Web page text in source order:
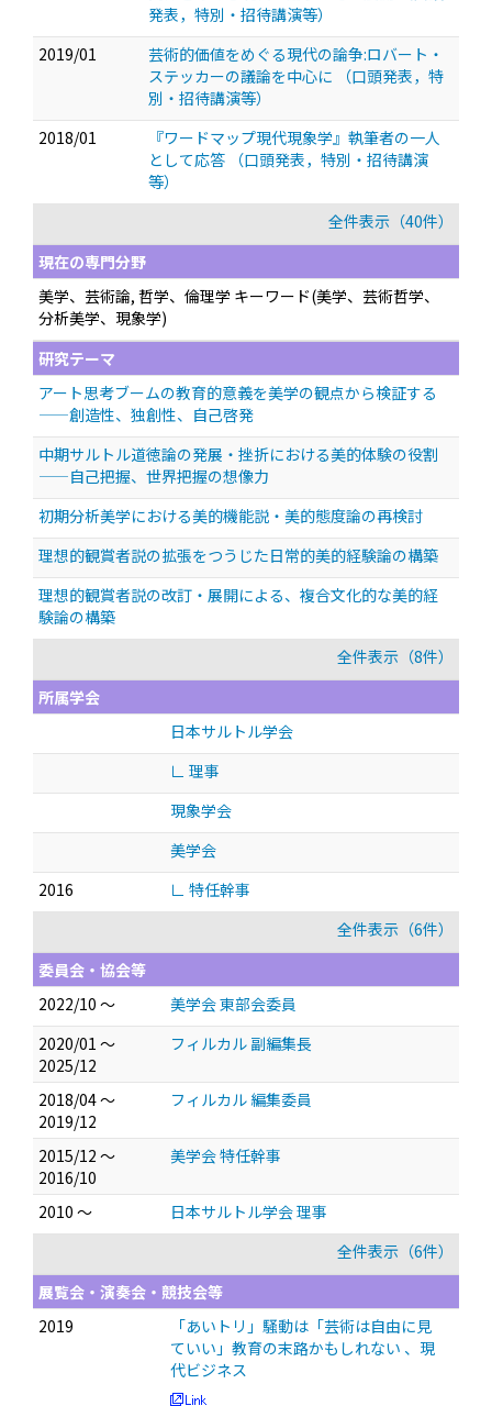
発表，特別・招待講演等）
2019/01
芸術的価値をめぐる現代の論争:ロバート・
ステッカーの議論を中心に
（口頭発表，特
別・招待講演等）
2018/01
『ワードマップ現代現象学』執筆者の一人
として応答
（口頭発表，特別・招待講演
等）
全件表示（40件）
現在の専門分野
美学、芸術論, 哲学、倫理学 キーワード(美学、芸術哲学、
分析美学、現象学)
研究テーマ
アート思考ブームの教育的意義を美学の観点から検証する
——創造性、独創性、自己啓発
中期サルトル道徳論の発展・挫折における美的体験の役割
——自己把握、世界把握の想像力
初期分析美学における美的機能説・美的態度論の再検討
理想的観賞者説の拡張をつうじた日常的美的経験論の構築
理想的観賞者説の改訂・展開による、複合文化的な美的経
験論の構築
全件表示（8件）
所属学会
日本サルトル学会
∟ 理事
現象学会
美学会
2016
∟ 特任幹事
全件表示（6件）
委員会・協会等
2022/10 ～
美学会 東部会委員
2020/01 ～
2025/12
フィルカル 副編集長
2018/04 ～
2019/12
フィルカル 編集委員
2015/12 ～
2016/10
美学会 特任幹事
2010 ～
日本サルトル学会 理事
全件表示（6件）
展覧会・演奏会・競技会等
2019
「あいトリ」騒動は「芸術は自由に見
ていい」教育の末路かもしれない 、現
代ビジネス